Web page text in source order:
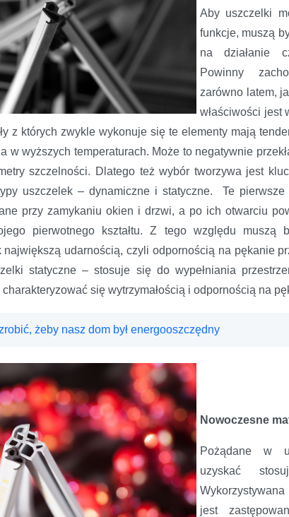
Aby uszczelki
funkcje, muszą
na działanie
Powinny
zarówno latem,
właściwości jest
z których zwykle wykonuje się te elementy mają
w wyższych temperaturach. Może to negatywnie
szczelności. Dlatego też wybór tworzywa jest
uszczelek – dynamiczne i statyczne. Te pierwsze
przy zamykaniu okien i drzwi, a po ich otwarciu
pierwotnego kształtu. Z tego względu muszą
udarnością, czyli odpornością na pękanie
statyczne – stosuje się do wypełniania
się wytrzymałością i odpornością na
żeby nasz dom był energooszczędny
Nowoczesne
Pożądane w
uzyskać
jest